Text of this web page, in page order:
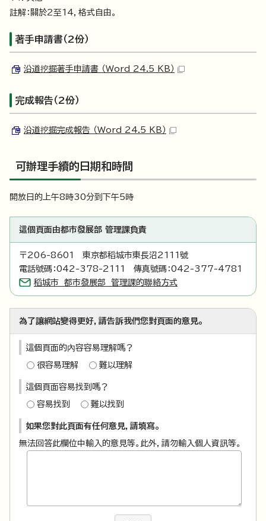
註解：關於2至14，格式自由。
著手申請書（2份）
沿道挖掘著手申請書 （Word 24.5 KB）
完成報告（2份）
沿道挖掘完成報告 （Word 24.5 KB）
可辦理手續的日期和時間
開放日的上午8時30分到下午5時
這個頁面由都市發展部 管理課負責
〒206-8601 東京都稻城市東長沼2111號
電話號碼：042-378-2111 傳真號碼：042-377-4781
稻城市 都市發展部 管理課的聯絡方式
為了讓網站變得更好，請告訴我們您對頁面的意見。
這個頁面的內容容易理解嗎？
很容易理解 難以理解
這個頁面容易找到嗎？
容易找到 難以找到
如果您對此頁面有任何意見，請填寫。
無法回答此欄位中輸入的意見等。此外，請勿輸入個人資訊等。